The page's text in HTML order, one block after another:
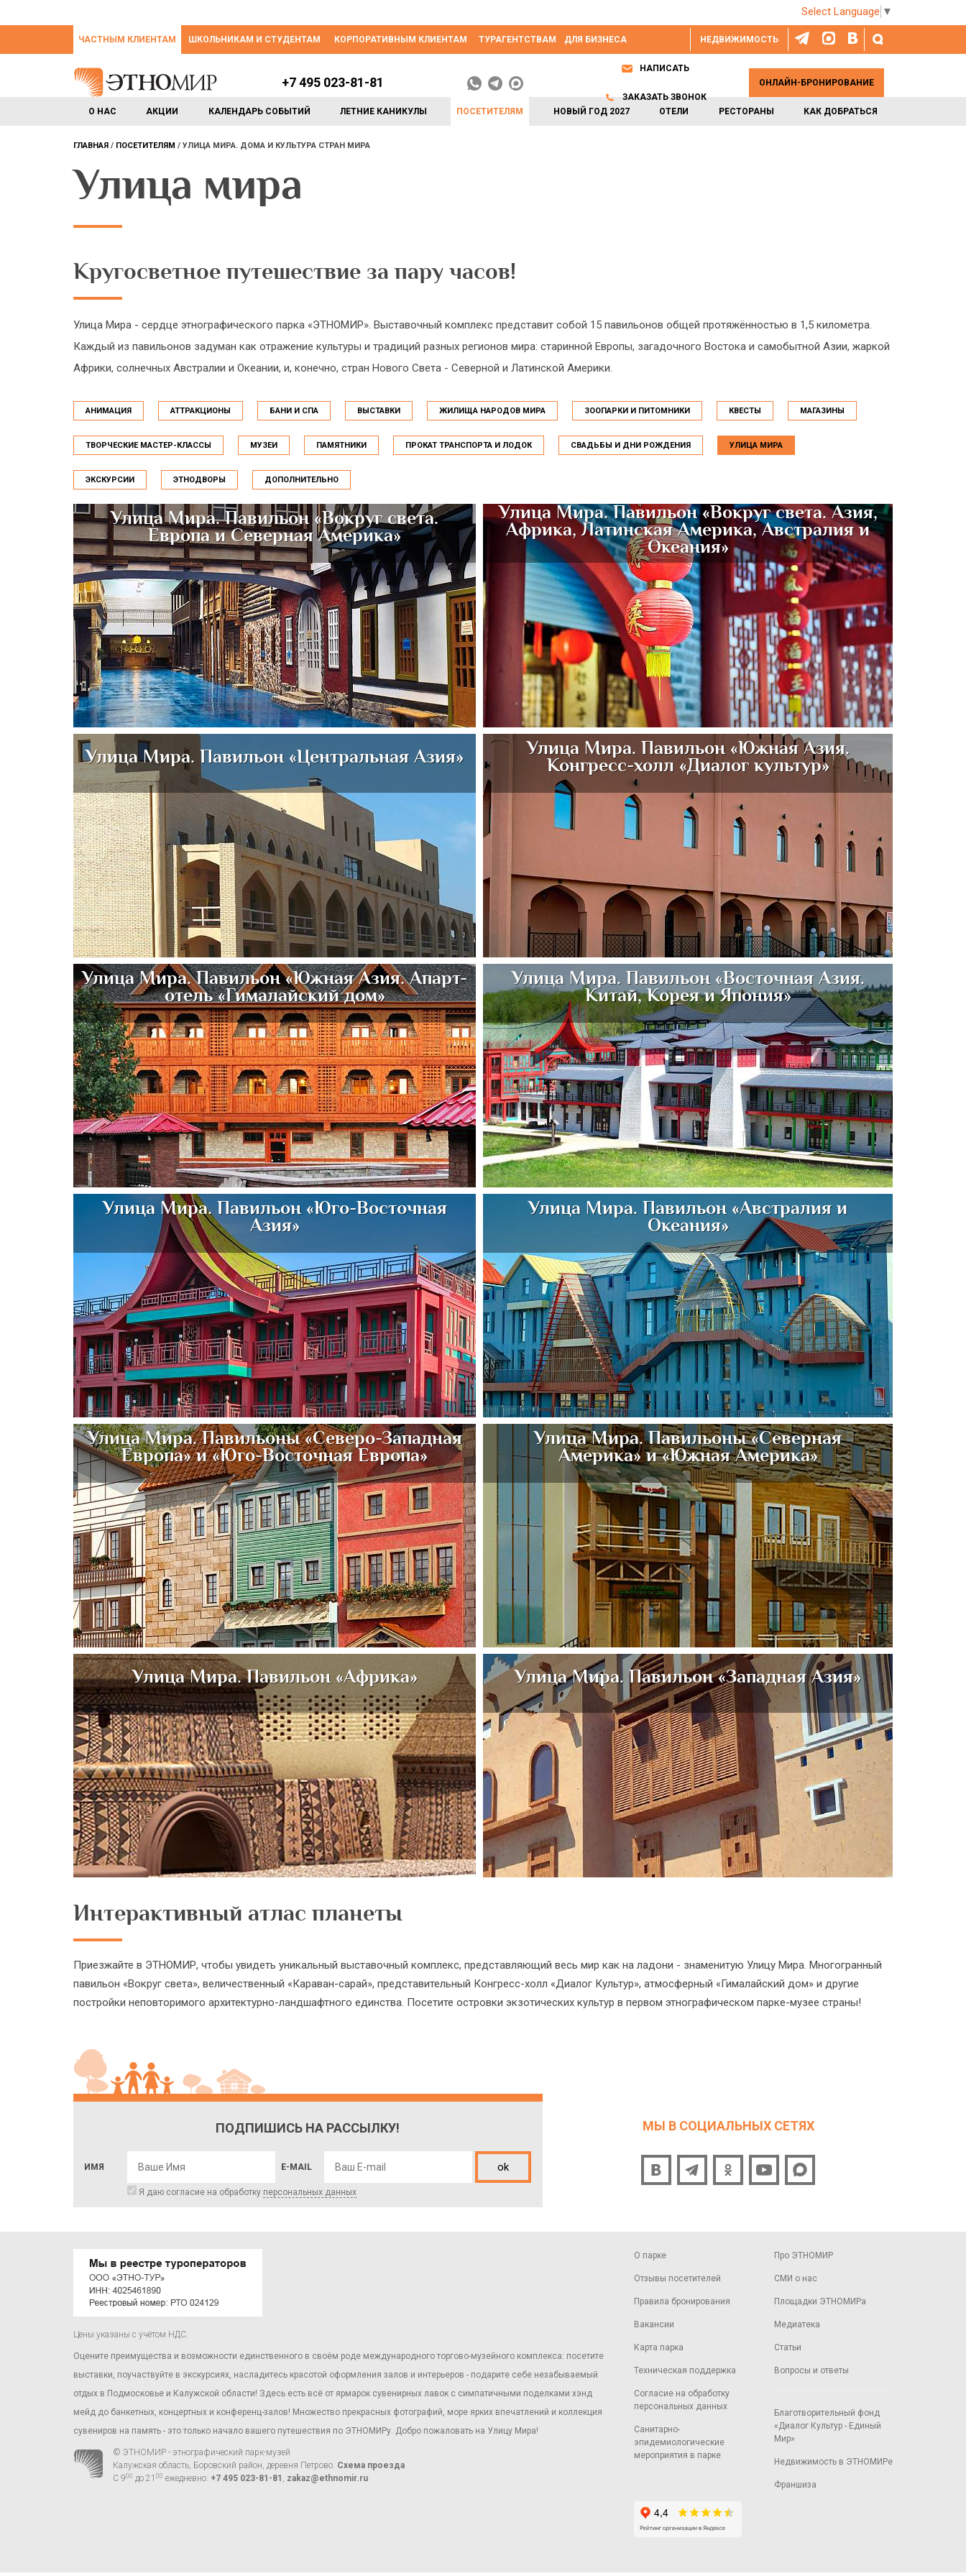
Select Language ▼
НЕДВИЖИМОСТЬ
ЧАСТНЫМ КЛИЕНТАМ ШКОЛЬНИКАМ И СТУДЕНТАМ КОРПОРАТИВНЫМ КЛИЕНТАМ ТУРАГЕНТСТВАМ ДЛЯ БИЗНЕСА
О НАС АКЦИИ КАЛЕНДАРЬ СОБЫТИЙ ЛЕТНИЕ КАНИКУЛЫ ПОСЕТИТЕЛЯМ НОВЫЙ ГОД 2027 ОТЕЛИ РЕСТОРАНЫ КАК ДОБРАТЬСЯ
+7 495 023-81-81
НАПИСАТЬ
ЗАКАЗАТЬ ЗВОНОК
ОНЛАЙН-БРОНИРОВАНИЕ
ГЛАВНАЯ ПОСЕТИТЕЛЯМ УЛИЦА МИРА. ДОМА И КУЛЬТУРА СТРАН МИРА
Улица мира
Кругосветное путешествие за пару часов!
Улица Мира - сердце этнографического парка «ЭТНОМИР». Выставочный комплекс представит собой 15 павильонов общей протяжённостью в 1,5 километра.
Каждый из павильонов задуман как отражение культуры и традиций разных регионов мира: старинной Европы, загадочного Востока и самобытной Азии, жаркой
Африки, солнечных Австралии и Океании, и, конечно, стран Нового Света - Северной и Латинской Америки.
АНИМАЦИЯ АТТРАКЦИОНЫ БАНИ И СПА ВЫСТАВКИ ЖИЛИЩА НАРОДОВ МИРА ЗООПАРКИ И ПИТОМНИКИ КВЕСТЫ МАГАЗИНЫ
ТВОРЧЕСКИЕ МАСТЕР-КЛАССЫ МУЗЕИ ПАМЯТНИКИ ПРОКАТ ТРАНСПОРТА И ЛОДОК СВАДЬБЫ И ДНИ РОЖДЕНИЯ УЛИЦА МИРА
ЭКСКУРСИИ ЭТНОДВОРЫ ДОПОЛНИТЕЛЬНО
Улица Мира. Павильон «Вокруг света.
Европа и Северная Америка»
Улица Мира. Павильон «Вокруг света. Азия,
Африка, Латинская Америка, Австралия и
Океания»
Улица Мира. Павильон «Центральная Азия»
Улица Мира. Павильон «Южная Азия.
Конгресс-холл «Диалог культур»
Улица Мира. Павильон «Южная Азия. Апарт-
отель «Гималайский дом»
Улица Мира. Павильон «Восточная Азия.
Китай, Корея и Япония»
Улица Мира. Павильон «Юго-Восточная
Азия»
Улица Мира. Павильон «Австралия и
Океания»
Улица Мира. Павильоны «Северо-Западная
Европа» и «Юго-Восточная Европа»
Улица Мира. Павильоны «Северная
Америка» и «Южная Америка»
Улица Мира. Павильон «Африка» Улица Мира. Павильон «Западная Азия»
Интерактивный атлас планеты
Приезжайте в ЭТНОМИР, чтобы увидеть уникальный выставочный комплекс, представляющий весь мир как на ладони - знаменитую Улицу Мира. Многогранный
павильон «Вокруг света», величественный «Караван-сарай», представительный Конгресс-холл «Диалог Культур», атмосферный «Гималайский дом» и другие
постройки неповторимого архитектурно-ландшафтного единства. Посетите островки экзотических культур в первом этнографическом парке-музее страны!
ПОДПИШИСЬ НА РАССЫЛКУ!
ИМЯ E-MAIL ok
Я даю согласие на обработку персональных данных
МЫ В СОЦИАЛЬНЫХ СЕТЯХ
О парке
Отзывы посетителей
Правила бронирования
Вакансии
Карта парка
Техническая поддержка
Согласие на обработку
персональных данных
Санитарно-
эпидемиологические
мероприятия в парке
Про ЭТНОМИР
СМИ о нас
Площадки ЭТНОМИРа
Медиатека
Статьи
Вопросы и ответы
Благотворительный фонд
«Диалог Культур - Единый
Мир»
Недвижимость в ЭТНОМИРе
Франшиза
Цены указаны с учётом НДС.
Оцените преимущества и возможности единственного в своём роде международного торгово-музейного комплекса: посетите
выставки, поучаствуйте в экскурсиях, насладитесь красотой оформления залов и интерьеров - подарите себе незабываемый
отдых в Подмосковье и Калужской области! Здесь есть всё от ярмарок сувенирных лавок с симпатичными поделками хэнд
мейд до банкетных, концертных и конференц-залов! Множество прекрасных фотографий, море ярких впечатлений и коллекция
сувениров на память - это только начало вашего путешествия по ЭТНОМИРу. Добро пожаловать на Улицу Мира!
© ЭТНОМИР - этнографический парк-музей
Калужская область, Боровский район, деревня Петрово. Схема проезда
С 900 до 21 00 ежедневно: +7 495 023-81-81 , zakaz@ethnomir.ru